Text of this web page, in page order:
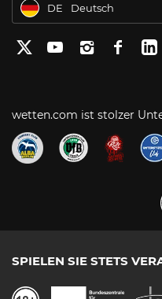
DE
Deutsch
wetten.com ist stolzer
SPIELEN SIE STETS